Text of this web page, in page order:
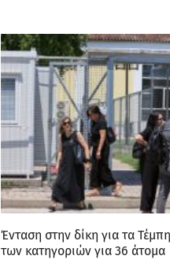
Ένταση στην δίκη για τα
των κατηγοριών για 36 άτομα